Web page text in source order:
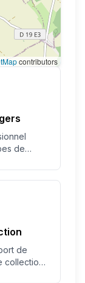
contributors
de
de
collection